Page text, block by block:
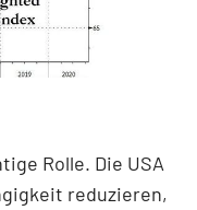
Rolle. Die USA
reduzieren,